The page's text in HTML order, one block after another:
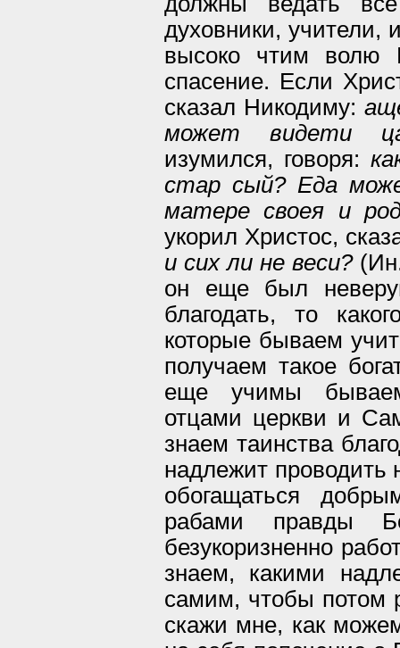
духовники, учители,
высоко чтим волю
спасение. Если
сказал Никодиму:
может видети
изумился, говоря:
стар сый? Еда
матере своея и
укорил Христос,
и сих ли не веси?
он еще был
благодать, то
которые бываем
получаем такое
еще учимы
отцами церкви и
знаем таинства
надлежит проводить
обогащаться
рабами правды
безукоризненно
знаем, какими
самим, чтобы потом
скажи мне, как